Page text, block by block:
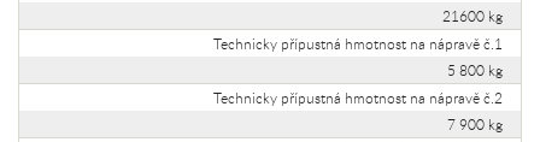
21600 kg
Technicky přípustná hmotnost na nápravě č.1
5 800 kg
Technicky přípustná hmotnost na nápravě č.2
7 900 kg